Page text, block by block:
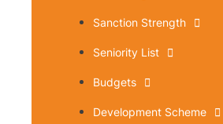
Sanction Strength
Seniority List
Budgets
Development Scheme